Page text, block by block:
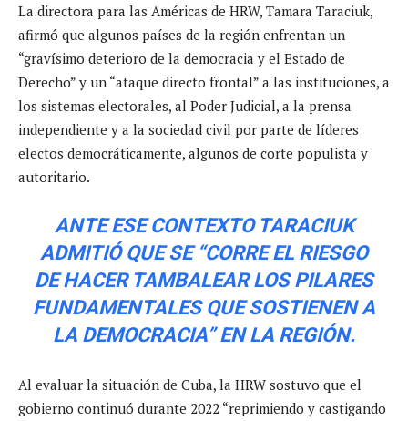
La directora para las Américas de HRW, Tamara Taraciuk,
afirmó que algunos países de la región enfrentan un
“gravísimo deterioro de la democracia y el Estado de
Derecho” y un “ataque directo frontal” a las instituciones, a
los sistemas electorales, al Poder Judicial, a la prensa
independiente y a la sociedad civil por parte de líderes
electos democráticamente, algunos de corte populista y
autoritario.
ANTE ESE CONTEXTO TARACIUK
ADMITIÓ QUE SE “CORRE EL RIESGO
DE HACER TAMBALEAR LOS PILARES
FUNDAMENTALES QUE SOSTIENEN A
LA DEMOCRACIA” EN LA REGIÓN.
Al evaluar la situación de Cuba, la HRW sostuvo que el
gobierno continuó durante 2022 “reprimiendo y castigando